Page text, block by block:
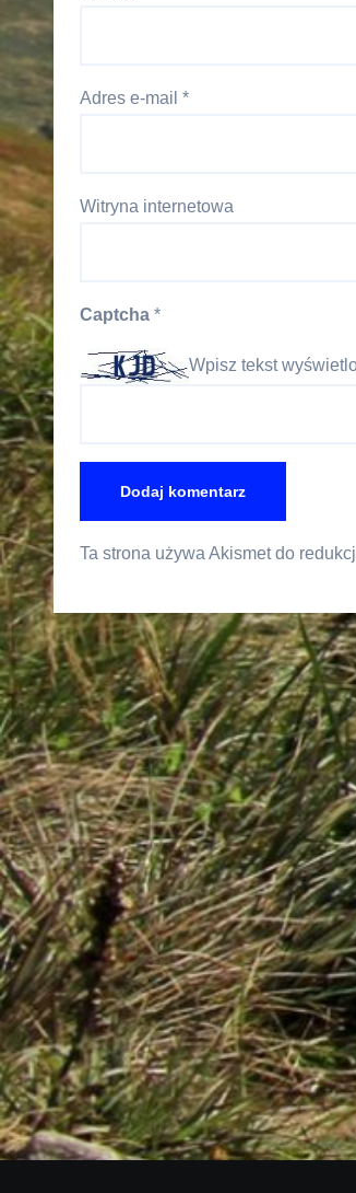
Adres e-mail *
Witryna internetowa
Captcha *
Wpisz tekst
Ta strona używa Akismet do